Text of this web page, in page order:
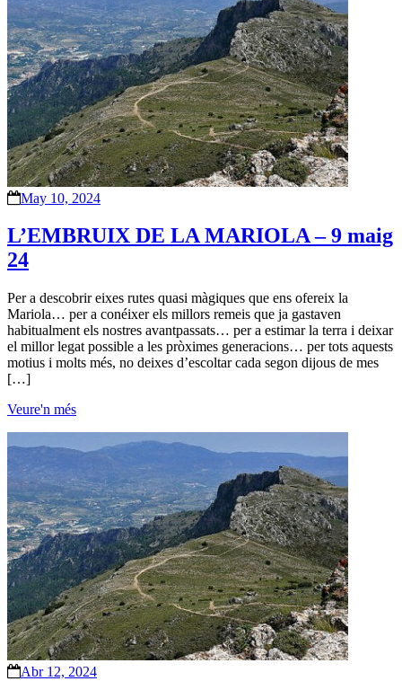
May 10, 2024
L’EMBRUIX DE LA MARIOLA – 9 maig
24
Per a descobrir eixes rutes quasi màgiques que ens ofereix la
Mariola… per a conéixer els millors remeis que ja gastaven
habitualment els nostres avantpassats… per a estimar la terra i deixar
el millor legat possible a les pròximes generacions… per tots aquests
motius i molts més, no deixes d’escoltar cada segon dijous de mes
[…]
Veure'n més
Abr 12, 2024